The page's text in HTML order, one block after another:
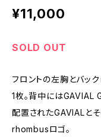
¥11,000
SOLD OUT
フロントの左胸とバッ
1枚。背中には
配置されたGAVIALと
rhombusロゴ。